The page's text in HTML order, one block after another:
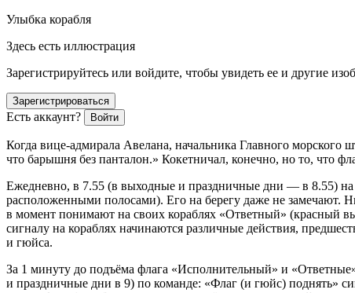
Улыбка корабля
Здесь есть иллюстрация
Зарегистрируйтесь или войдите, чтобы увидеть ее и другие
Зарегистрироваться
Есть аккаунт? Войти
Когда вице-адмирала Авелана, начальника Главного морского
что барышня без панталон.» Кокетничал, конечно, но то, что
Ежедневно, в 7.55 (в выходные и праздничные дни — в 8.55) на
расположенными полосами). Его на берегу даже не замечают.
в момент понимают на своих кораблях «Ответный» (красный
сигналу на кораблях начинаются различные действия,
и гюйса.
За 1 минуту до подъёма флага «Исполнительный» и
и праздничные дни в 9) по команде: «Флаг (и гюйс) поднять»